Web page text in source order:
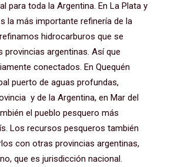
para toda la Argentina. En La Plata y
la más importante refinería de la
hidrocarburos que se
provincias argentinas. Así que
conectados. En Quequén
puerto de aguas profundas,
y de la Argentina, en Mar del
el pueblo pesquero más
Los recursos pesqueros también
con otras provincias argentinas,
que es jurisdicción nacional.